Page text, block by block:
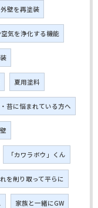
外壁を再塗装
気を浄化する機能
夏用塗料
苔に悩まれている方へ
「カワラボウ」くん
を削り取って平らに
家族と一緒にGW